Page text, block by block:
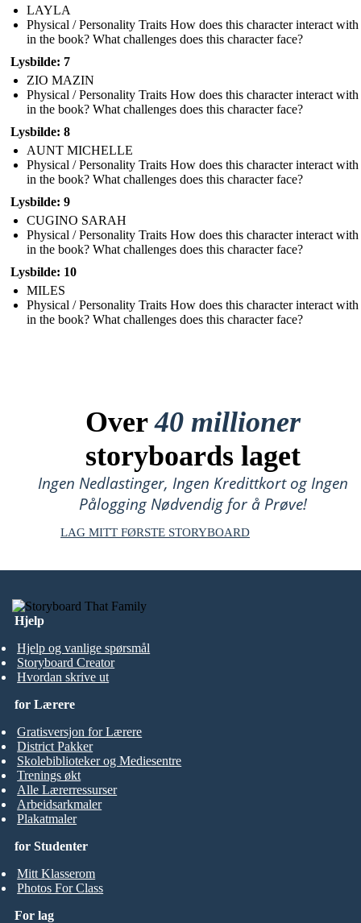
LAYLA
Physical / Personality Traits How does this character interact with
in the book? What challenges does this character face?
Lysbilde: 7
ZIO MAZIN
Physical / Personality Traits How does this character interact with
in the book? What challenges does this character face?
Lysbilde: 8
AUNT MICHELLE
Physical / Personality Traits How does this character interact with
in the book? What challenges does this character face?
Lysbilde: 9
CUGINO SARAH
Physical / Personality Traits How does this character interact with
in the book? What challenges does this character face?
Lysbilde: 10
MILES
Physical / Personality Traits How does this character interact with
in the book? What challenges does this character face?
Over40 millioner
storyboards laget
Ingen Nedlastinger, Ingen Kredittkort og Ingen
Pålogging Nødvendig for å Prøve!
LAG MITT FØRSTE STORYBOARD
Hjelp
Hjelp og vanlige spørsmål
Storyboard Creator
Hvordan skrive ut
for Studenter
Mitt Klasserom
Photos For Class
for Lærere
Gratisversjon for Lærere
District Pakker
Skolebiblioteker og Mediesentre
Trenings økt
Alle Lærerressurser
Arbeidsarkmaler
Plakatmaler
For lag